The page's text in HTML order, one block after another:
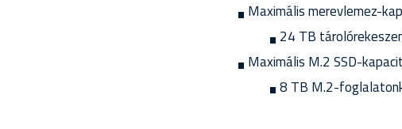
Maximális merevlemez-
24 TB
Maximális M.2 SSD-
8 TB M.2-